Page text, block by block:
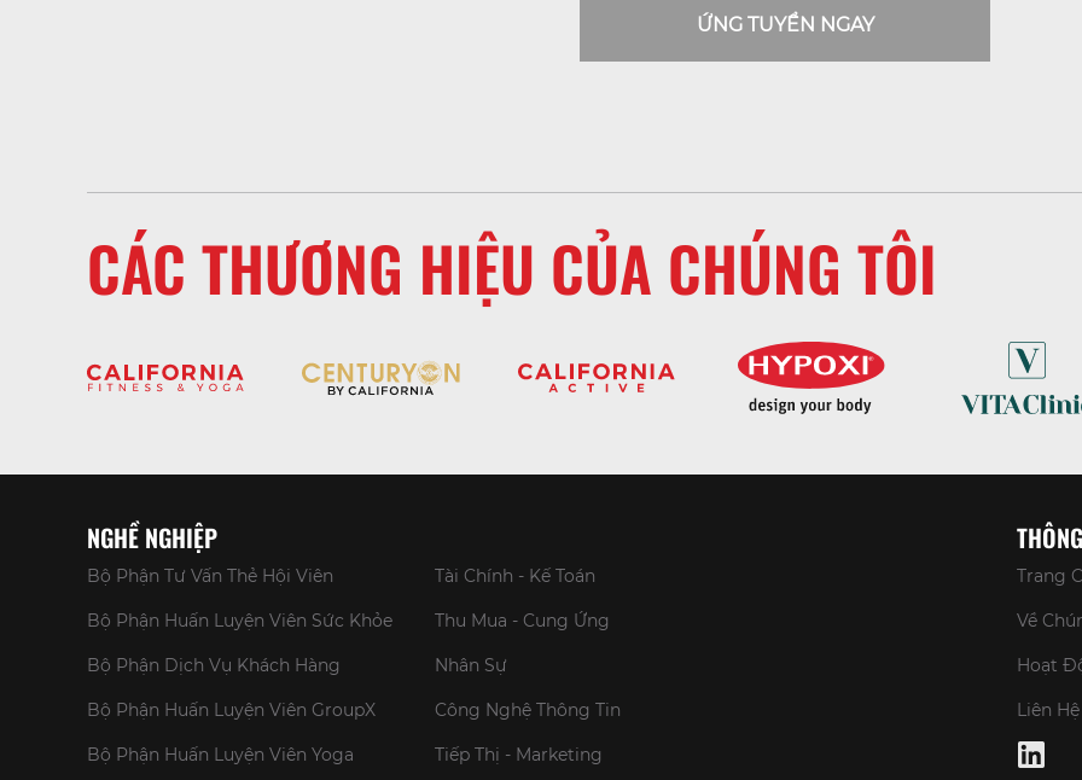
ỨNG TUYỂN NGAY
CÁC THƯƠNG HIỆU CỦA CHÚNG TÔI
NGHỀ NGHIỆP
Bộ Phận Tư Vấn Thẻ Hội Viên
Bộ Phận Huấn Luyện Viên Sức Khỏe
Bộ Phận Dịch Vụ Khách Hàng
Bộ Phận Huấn Luyện Viên GroupX
Bộ Phận Huấn Luyện Viên Yoga
Tài Chính - Kế Toán
Thu Mua - Cung Ứng
Nhân Sự
Công Nghệ Thông Tin
Tiếp Thị - Marketing
Trang
Về
Hoạt
Liên Hệ